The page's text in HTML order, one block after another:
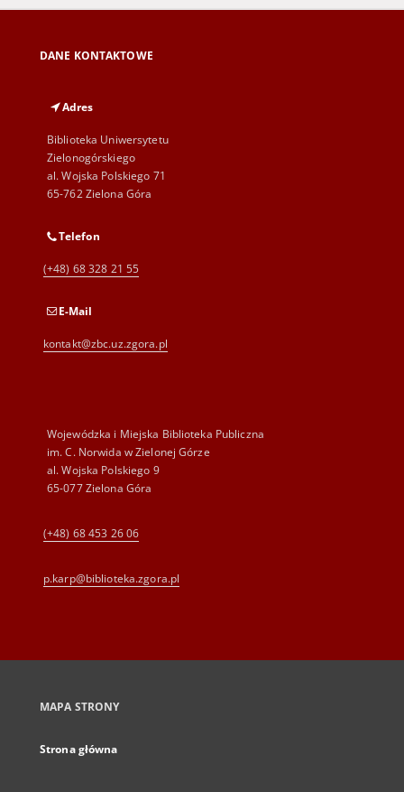
DANE KONTAKTOWE
Adres
Biblioteka Uniwersytetu
Zielonogórskiego
al. Wojska Polskiego 71
65-762 Zielona Góra
Telefon
(+48) 68 328 21 55
E-Mail
kontakt@zbc.uz.zgora.pl
Wojewódzka i Miejska Biblioteka Publiczna
im. C. Norwida w Zielonej Górze
al. Wojska Polskiego 9
65-077 Zielona Góra
(+48) 68 453 26 06
p.karp@biblioteka.zgora.pl
MAPA STRONY
Strona główna